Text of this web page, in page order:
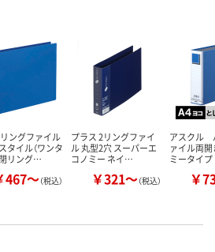
カゴへ カ
ングファイル
タイル（ワンタ
リング…
467～（税込）
プラス 2リングファイ
ル 丸型2穴 スーパーエ
コノミー ネイ…
￥321～（税込）
アスクル
ァイル両
ミータイ
￥